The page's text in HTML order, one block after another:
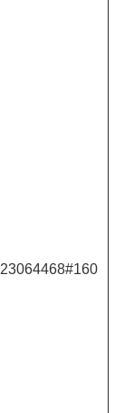
23064468#160